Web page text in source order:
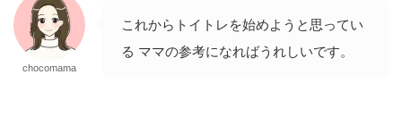
chocomama
これからトイトレを始めようと思ってい
る ママの参考になればうれしいです。